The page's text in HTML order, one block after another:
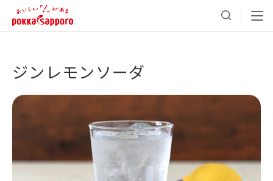
ジンレモンソーダ